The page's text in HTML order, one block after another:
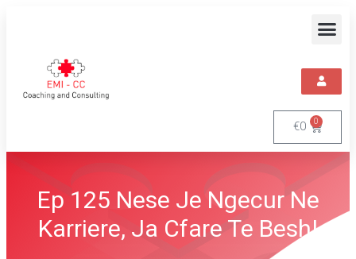
€0 0
Ep 125 Nese Je Ngecur Ne
Karriere, Ja Cfare Te Besh!